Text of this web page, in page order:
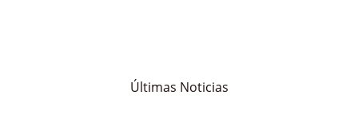
Últimas Noticias